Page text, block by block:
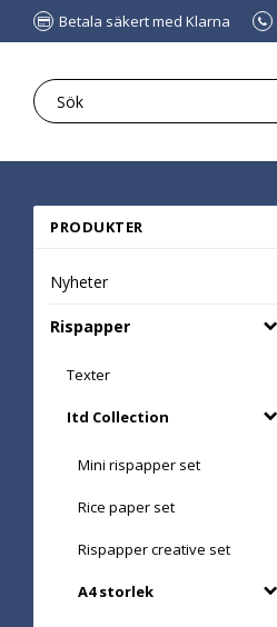
Betala säkert med Klarna
PRODUKTER
Nyheter
Rispapper
Texter
Itd Collection
Mini rispapper set
Rice paper set
Rispapper creative set
A4 storlek